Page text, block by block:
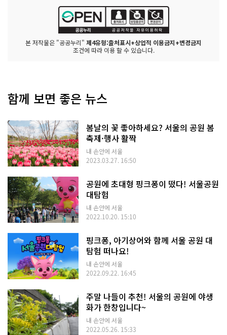
본 저작물은 "공공누리" 제4유형:출처표시+상업적 이용금지+변경금지
조건에 따라 이용 할 수 있습니다.
함께 보면 좋은 뉴스
봄날의 꽃 좋아하세요? 서울의 공원 봄
축제·행사 활짝
내 손안에 서울
2023.03.27. 16:50
공원에 초대형 핑크퐁이 떴다! 서울공원
대탐험
내 손안에 서울
2022.10.20. 15:10
핑크퐁, 아기상어와 함께 서울 공원 대
탐험 떠나요!
내 손안에 서울
2022.09.22. 16:45
주말 나들이 추천! 서울의 공원에 야생
화가 한창입니다~
내 손안에 서울
2022.05.26. 15:33